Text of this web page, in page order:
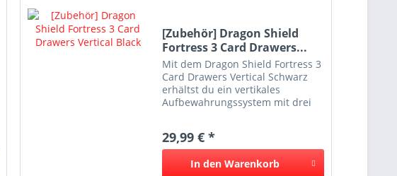
[Zubehör] Dragon Shield
Fortress 3 Card Drawers...
Mit dem Dragon Shield Fortress 3
Card Drawers Vertical Schwarz
erhältst du ein vertikales
Aufbewahrungssystem mit drei
bietet Platz für über 570 einfach
gesleevte Karten und eignet...
29,99 € *
In den Warenkorb